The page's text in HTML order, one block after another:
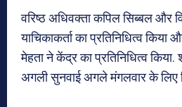
वरिष्ठ अधिवक्ता कपिल सिब्बल और
याचिकाकर्ता का प्रतिनिधित्व
मेहता ने केंद्र का प्रतिनिधित्व किया.
अगली सुनवाई अगले मंगलवार के लिए